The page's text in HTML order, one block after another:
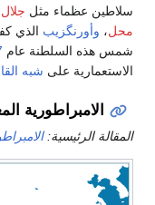
سلاطين عظماء مثل
محل، وأورنگزيب الذي
شمس هذه السلطنة عام
الاستعمارية على شبه
الامبراطورية
المقالة الرئيسية: